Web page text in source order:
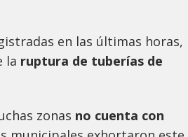
en las últimas horas,
la ruptura de tuberías de
zonas no cuenta con